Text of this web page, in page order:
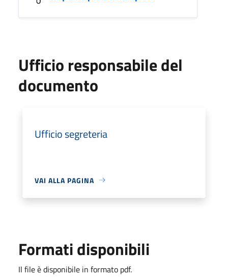
Ufficio responsabile del
documento
Ufficio segreteria
VAI ALLA PAGINA
Formati disponibili
Il file è disponibile in formato pdf.